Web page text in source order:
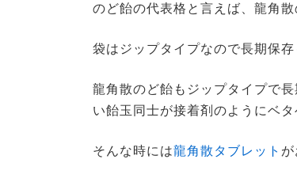
のど飴の代表格と言えば、龍角散
袋はジップタイプなので長期保存
龍角散のど飴もジップタイプで
い飴玉同士が接着剤のようにベ
そんな時には龍角散タブレット が